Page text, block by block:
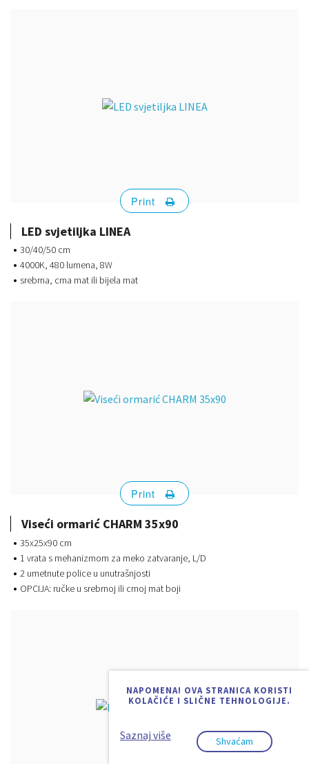
LED svjetiljka LINEA
30/40/50 cm
4000K, 480 lumena, 8W
srebrna, crna mat ili bijela mat
Print
Viseći ormarić CHARM 35x90
35x25x90 cm
1 vrata s mehanizmom za meko zatvaranje, L/D
2 umetnute police u unutrašnjosti
OPCIJA: ručke u srebrnoj ili crnoj mat boji
Print
NAPOMENA! OVA STRANICA KORISTI
KOLAČIĆE I SLIČNE TEHNOLOGIJE.
Saznaj više Shvaćam